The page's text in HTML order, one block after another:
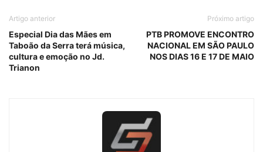
Artigo anterior
Especial Dia das Mães em
Taboão da Serra terá música,
cultura e emoção no Jd.
Trianon
Próximo artigo
PTB PROMOVE ENCONTRO
NACIONAL EM SÃO PAULO
NOS DIAS 16 E 17 DE MAIO